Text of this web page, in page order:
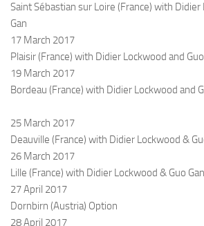
Saint Sébastian sur Loire (France) with Didier
Gan
17 March 2017
Plaisir (France) with Didier Lockwood and
19 March 2017
Bordeau (France) with Didier Lockwood and
25 March 2017
Deauville (France) with Didier Lockwood &
26 March 2017
Lille (France) with Didier Lockwood & Guo Gan
27 April 2017
Dornbirn (Austria) Option
28 April 2017